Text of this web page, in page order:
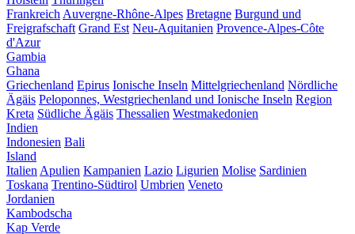
Frankreich Auvergne-Rhône-Alpes Bretagne Burgund und
Freigrafschaft Grand Est Neu-Aquitanien Provence-Alpes-Côte
d'Azur
Gambia
Ghana
Griechenland Epirus Ionische Inseln Mittelgriechenland Nördliche
Ägäis Peloponnes, Westgriechenland und Ionische Inseln Region
Kreta Südliche Ägäis Thessalien Westmakedonien
Indien
Indonesien Bali
Island
Italien Apulien Kampanien Lazio Ligurien Molise Sardinien
Toskana Trentino-Südtirol Umbrien Veneto
Jordanien
Kambodscha
Kap Verde